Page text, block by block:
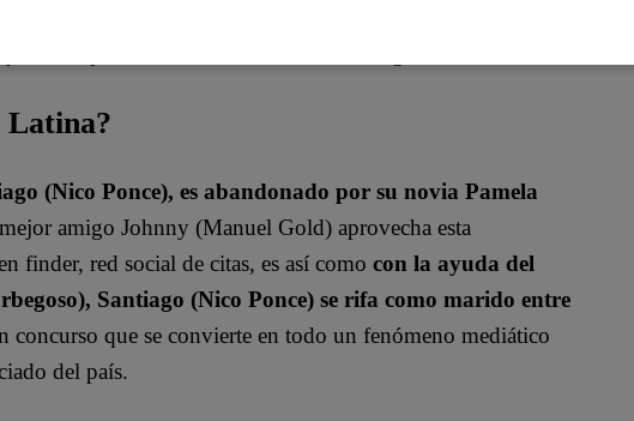
sé lo que duele la destrucción de un hogar”.
Latina?
(Nico Ponce), es abandonado por su novia Pamela
amigo Johnny (Manuel Gold) aprovecha esta
finder, red social de citas, es así como con la ayuda del
Santiago (Nico Ponce) se rifa como marido entre
concurso que se convierte en todo un fenómeno mediático
del país.